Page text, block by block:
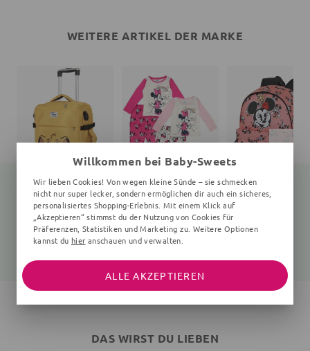
WEITERE ARTIKEL DER MARKE
Koffer König der Löwen
35x55x20 cm, gelb
Schlafanzug Minnie Mouse
2 Teile
Rucksack
Unifarben
DAS WIRST DU LIEBEN
Willkommen bei Baby-Sweets
Wir lieben Cookies! Von wegen kleine Sünde – sie schmecken
nicht nur super lecker, sondern ermöglichen dir auch ein sicheres,
personalisiertes Shopping-Erlebnis. Mit einem Klick auf
„Akzeptieren“ stimmst du der Nutzung von Cookies für
Präferenzen, Statistiken und Marketing zu. Weitere Optionen
kannst du hier anschauen und verwalten.
ALLE AKZEPTIEREN